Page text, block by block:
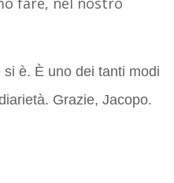
è. È uno dei tanti modi
Grazie, Jacopo.